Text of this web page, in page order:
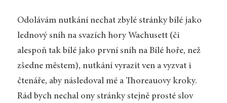
Odolávám nutkání nechat zbylé stránky bílé jako
lednový sníh na svazích hory Wachusett (či
alespoň tak bílé jako první sníh na Bílé hoře, než
zšedne městem), nutkání vyrazit ven a vyzvat i
čtenáře, aby následoval mé a Thoreauovy kroky.
Rád bych nechal ony stránky stejně prosté slov